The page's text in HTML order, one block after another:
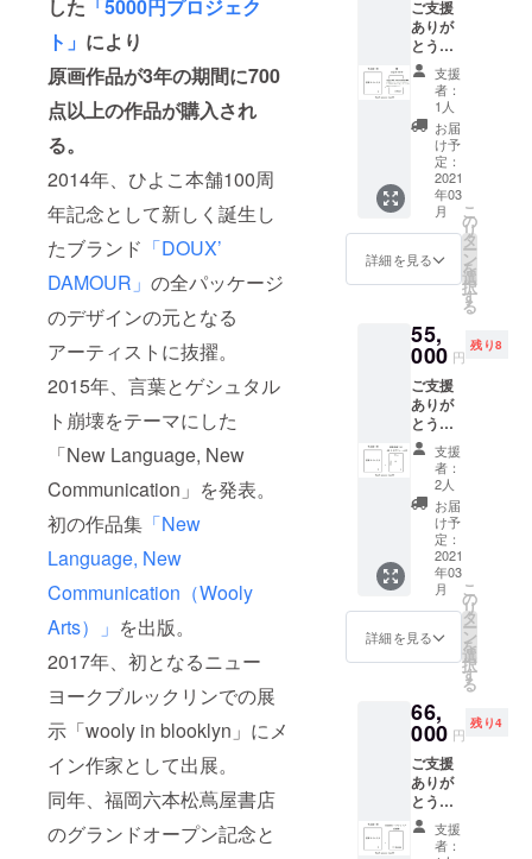
した 「5000円プロジェク
ト」 により
原画作品が3年の期間に700
点以上の作品が購入され
る。
2014年、ひよこ本舗100周
年記念として新しく誕生し
たブランド 「DOUX’
DAMOUR」 の全パッケージ
のデザインの元となる
アーティストに抜擢。
2015年、言葉とゲシュタル
ト崩壊をテーマにした
「New Language, New
Communication」を発表。
初の作品集 「New
Language, New
Communication（Wooly
Arts）」 を出版。
2017年、初となるニュー
ヨークブルックリンでの展
示「wooly in blooklyn」にメ
イン作家として出展。
同年、福岡六本松蔦屋書店
のグランドオープン記念と
予めご
了承く
ださい
ませ）
※ご支援
額に
は、消
費税と
送料が
含まれ
ており
ます。
ます。
ご確認
後、発
送とさ
せてい
ただき
ます。
【ご注
意事
項】 ・
当リ
ターン
作品と
なりま
をいた
だいた
順番が
早い方
から順
に限定
URLを
お送り
しま
す。 作
品をよ
り多く
の中か
らお選
びいた
めに
は、早
支援を
お願い
いたし
ます。
限定数
は
【30】
となっ
ており
びいた
だき、
メール
のご返
信をお
願いし
ます。
ご確認
後、発
送とさ
せてい
ただき
オリジ
ナル
マホ
ケー
ス、
ポー
チ、
カード
ケー
ス、パ
スポー
トケー
スなど
をご用
意、絵
柄も
様々ご
たしま
す。今
ンで販
売する
予定は
ござい
ませ
ん。当
プロ
ジェク
流れ◆
※よくお
読みく
ださ
い。 こ
ちらの
リター
ンをお
選びい
ただい
た方に
のみ、
ご指定
のメー
画作品
を掲載
してい
る限定
URLを
お送り
しま
す。 そ
の中か
らご希
望の作
品を一
点お選
びいた
だき、
のご返
信をお
ご確認
後、発
送とさ
せてい
ただき
ます。
【ご注
意事
ベットT
シャ
ツ）を
お贈り
しま
す。 ◆
プロ
ジェク
ト成功
後、リ
ターン
お届け
までの
流れ◆
い。 こ
ちらの
リター
ンをお
選びい
ただい
た方に
のみ、
ご指定
のメー
ルアド
レス
へ、非
売品オ
リジナ
ルグッ
ズを掲
をお送
りしま
す。 そ
の中か
らTシャ
ツにプ
リント
したい
ご支援
ありが
とうご
ざいま
す。 今
回製作
する作
品集1冊
＋御礼
のポス
トカー
ド（田
代敏朗
の絵ハ
ガキ）1
枚 ＋1
代敏朗
がお電
話にて
お話を
聞く権
を差し
上げま
す。 ※
ご支援
額には
消費税
と送料
が含ま
れてお
りま
す。 ◆
当リ
ロジェ
クト成
功後、
リター
ンお届
けまで
の流れ
◆ ※よ
支援
者：
1人
お届
け予
定：
2021
年03
月
詳細を見る
こ
の
リ
タ
ー
ン
を
選
択
す
る
55,
000 円
残り8
ご支援
ありが
とうご
ざいま
す。 今
回製作
する作
品集1冊
（直筆
サイン
入り）
＋ 描き
おろし
の新作
＋御礼
のポス
ド1枚を
お贈り
しま
す。 新
作はA3
サイズ
（297×
420mm
支援
者：
2人
お届
け予
定：
2021
年03
月
詳細を見る
こ
の
リ
タ
ー
ン
を
選
択
す
る
66,
000 円
残り4
ご支援
ありが
とうご
ざいま
す。 今
支援
者：